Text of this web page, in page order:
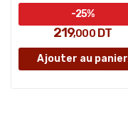
219,000DT
-25%
Ajouter au panier